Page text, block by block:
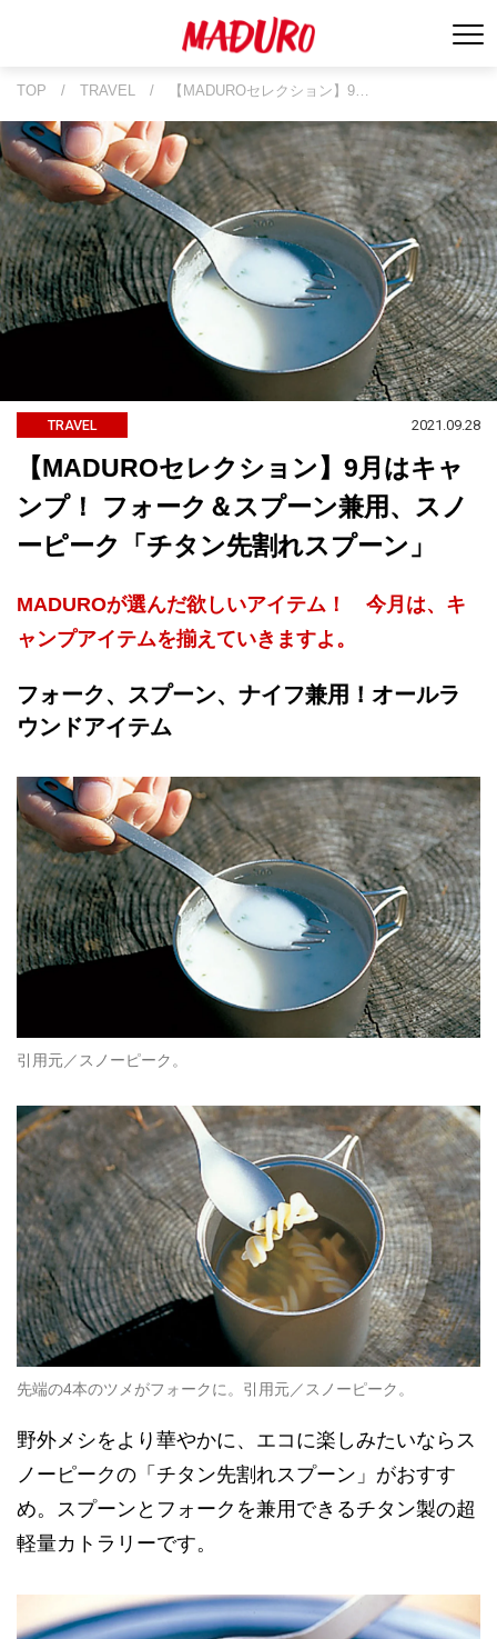
TOP / TRAVEL / 【MADUROセレクション】9…
TRAVEL 2021.09.28
【MADUROセレクション】9月はキャ
ンプ！ フォーク＆スプーン兼用、スノ
ーピーク「チタン先割れスプーン」
MADUROが選んだ欲しいアイテム！ 今月は、キ
ャンプアイテムを揃えていきますよ。
フォーク、スプーン、ナイフ兼用！オールラ
ウンドアイテム
引用元／スノーピーク。
先端の4本のツメがフォークに。引用元／スノーピーク。
野外メシをより華やかに、エコに楽しみたいならス
ノーピークの「チタン先割れスプーン」がおすす
め。スプーンとフォークを兼用できるチタン製の超
軽量カトラリーです。